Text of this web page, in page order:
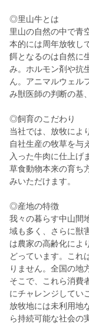
◎里山牛とは
里山の自然の中で青
本的には周年放牧し
餌となるのは自然に
み。ホルモン剤や抗
ん。アニマルウェル
み獣医師の判断の基
◎飼育のこだわり
当社では、放牧によ
自社生産の牧草を与
入った牛肉に仕上げ
草食動物本来の育ち
みいただけます。
◎産地の特徴
我々の暮らす中山間
域も多く、さらに獣
は農家の高齢化によ
どっています。これ
りません。全国の地
そこで、これら消費
にチャレンジしてい
放牧地には未利用地
ら持続可能な社会の